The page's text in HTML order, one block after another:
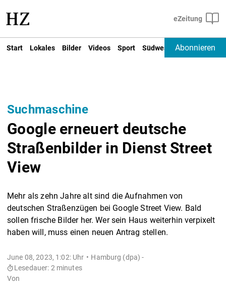
Start Lokales Bilder Videos Sport Südwest Deutschland
Abonnieren
Suchmaschine
Google erneuert deutsche
Straßenbilder in Dienst Street
View
Mehr als zehn Jahre alt sind die Aufnahmen von
deutschen Straßenzügen bei Google Street View. Bald
sollen frische Bilder her. Wer sein Haus weiterhin verpixelt
haben will, muss einen neuen Antrag stellen.
June 08, 2023, 1:02: Uhr
Hamburg (dpa) -
Lesedauer: 2 minutes
Von